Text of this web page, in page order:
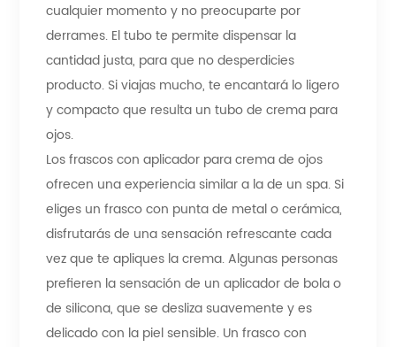
cualquier momento y no preocuparte por
derrames. El tubo te permite dispensar la
cantidad justa, para que no desperdicies
producto. Si viajas mucho, te encantará lo ligero
y compacto que resulta un tubo de crema para
ojos.
Los frascos con aplicador para crema de ojos
ofrecen una experiencia similar a la de un spa. Si
eliges un frasco con punta de metal o cerámica,
disfrutarás de una sensación refrescante cada
vez que te apliques la crema. Algunas personas
prefieren la sensación de un aplicador de bola o
de silicona, que se desliza suavemente y es
delicado con la piel sensible. Un frasco con